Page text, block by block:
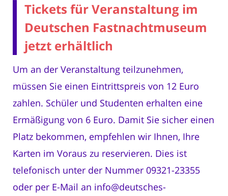
Tickets für Veranstaltung im
Deutschen Fastnachtmuseum
jetzt erhältlich
Um an der Veranstaltung teilzunehmen,
müssen Sie einen Eintrittspreis von 12 Euro
zahlen. Schüler und Studenten erhalten eine
Ermäßigung von 6 Euro. Damit Sie sicher einen
Platz bekommen, empfehlen wir Ihnen, Ihre
Karten im Voraus zu reservieren. Dies ist
telefonisch unter der Nummer 09321-23355
oder per E-Mail an info@deutsches-